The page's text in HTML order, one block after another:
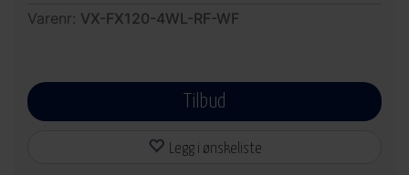
Varenr: VX-FX120-4WL-RF-WF
Tilbud
Legg i ønskeliste